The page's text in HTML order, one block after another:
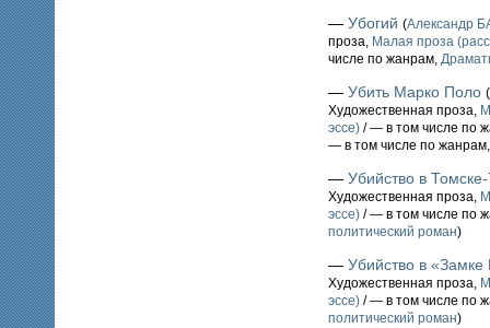
— Убогий (Александр
проза, Малая проза
числе по жанрам,
— Убить Марко Поло (
Художественная проза,
эссе) / — в том числе по
— в том числе по
— Убийство в
Художественная проза,
эссе) / — в том числе по
политический роман)
— Убийство в «Замке
Художественная проза,
эссе) / — в том числе по
политический роман)